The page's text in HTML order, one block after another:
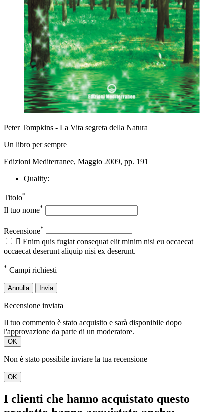
Peter Tompkins - La Vita segreta della Natura
Un libro per sempre
Edizioni Mediterranee, Maggio 2009, pp. 191
Quality:
Titolo*
Il tuo nome*
Recensione*
 Enim quis fugiat consequat elit minim nisi eu occaecat
occaecat deserunt aliquip nisi ex deserunt.
* Campi richiesti
Annulla Invia
Recensione inviata
Il tuo commento è stato acquisito e sarà disponibile dopo
l'approvazione da parte di un moderatore.
OK
Non è stato possibile inviare la tua recensione
OK
I clienti che hanno acquistato questo